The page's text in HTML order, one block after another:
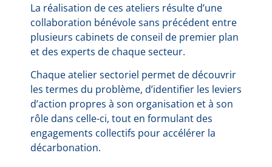
La réalisation de ces ateliers résulte d’une
collaboration bénévole sans précédent entre
plusieurs cabinets de conseil de premier plan
et des experts de chaque secteur.
Chaque atelier sectoriel permet de découvrir
les termes du problème, d’identifier les leviers
d’action propres à son organisation et à son
rôle dans celle-ci, tout en formulant des
engagements collectifs pour accélérer la
décarbonation.